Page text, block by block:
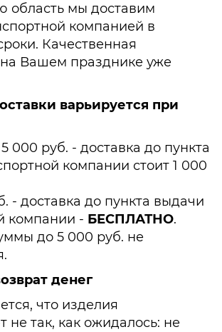
область мы доставим
компанией в
Качественная
Вашем празднике уже
варьируется при
000 руб. - доставка до пункта
компании стоит 1 000
- доставка до пункта выдачи
компании - БЕСПЛАТНО.
до 5 000 руб. не
денег
что изделия
не так, как ожидалось: не